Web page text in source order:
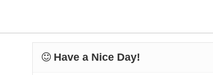
Have a Nice Day!